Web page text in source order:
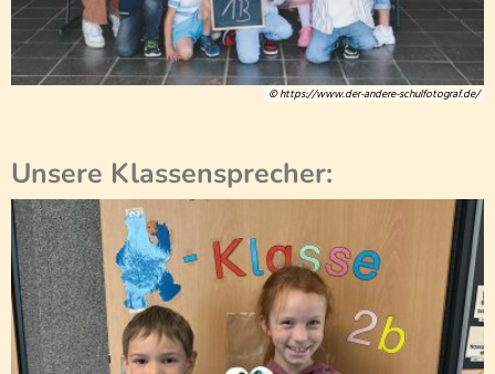
© https://www.der-andere-schulfotograf.de/
Unsere Klassensprecher: